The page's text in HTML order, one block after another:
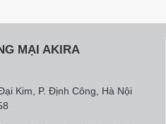
MẠI AKIRA
Kim, P. Định Công, Hà Nội